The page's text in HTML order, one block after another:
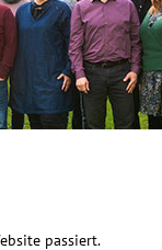
passiert.